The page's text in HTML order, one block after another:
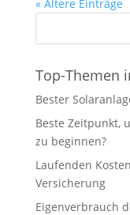
« Ältere Einträge
Top-Themen
Bester
Beste Zeitpunkt,
zu beginnen?
Laufenden
Versicherung
Eigenverbrauch